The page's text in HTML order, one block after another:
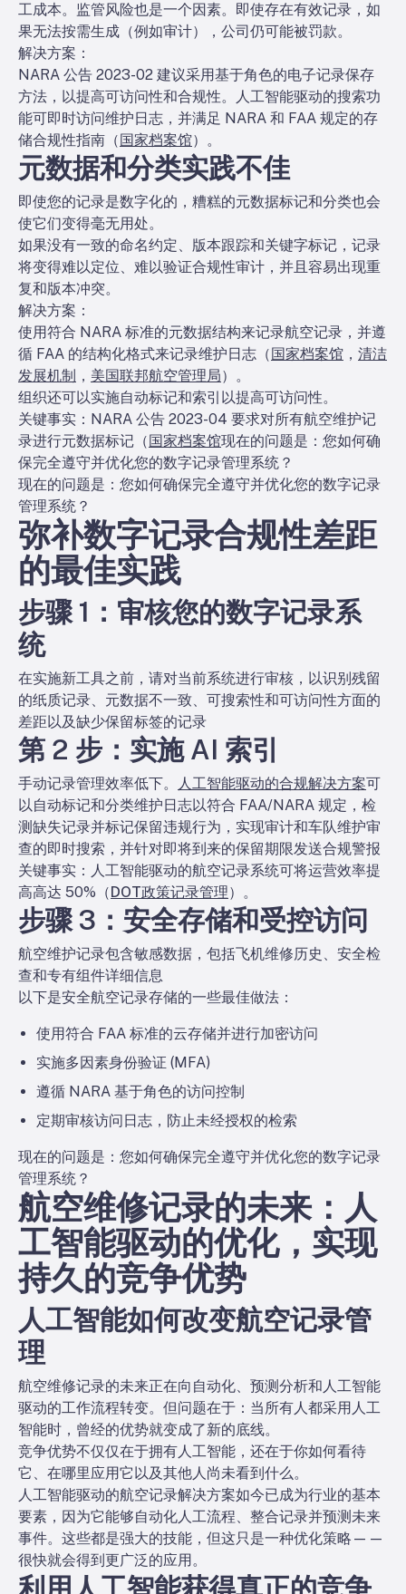
工成本。监管风险也是一个因素。即使存在有效记录，如
果无法按需生成（例如审计），公司仍可能被罚款。
解决方案：
NARA 公告 2023-02 建议采用基于角色的电子记录保存
方法，以提高可访问性和合规性。人工智能驱动的搜索功
能可即时访问维护日志，并满足 NARA 和 FAA 规定的存
储合规性指南（国家档案馆）。
元数据和分类实践不佳
即使您的记录是数字化的，糟糕的元数据标记和分类也会
使它们变得毫无用处。
如果没有一致的命名约定、版本跟踪和关键字标记，记录
将变得难以定位、难以验证合规性审计，并且容易出现重
复和版本冲突。
解决方案：
使用符合 NARA 标准的元数据结构来记录航空记录，并遵
循 FAA 的结构化格式来记录维护日志（国家档案馆 ， 清洁
发展机制 ， 美国联邦航空管理局）。
组织还可以实施自动标记和索引以提高可访问性。
关键事实： NARA 公告 2023-04 要求对所有航空维护记
录进行元数据标记（国家档案馆现在的问题是：您如何确
保完全遵守并优化您的数字记录管理系统？
现在的问题是：您如何确保完全遵守并优化您的数字记录
管理系统？
弥补数字记录合规性差距
的最佳实践
步骤 1：审核您的数字记录系
统
在实施新工具之前，请对当前系统进行审核，以识别残留
的纸质记录、元数据不一致、可搜索性和可访问性方面的
差距以及缺少保留标签的记录
第 2 步：实施 AI 索引
手动记录管理效率低下。 人工智能驱动的合规解决方案可
以自动标记和分类维护日志以符合 FAA/NARA 规定，检
测缺失记录并标记保留违规行为，实现审计和车队维护审
查的即时搜索，并针对即将到来的保留期限发送合规警报
关键事实： 人工智能驱动的航空记录系统可将运营效率提
高高达 50%（DOT政策记录管理）。
步骤 3：安全存储和受控访问
航空维护记录包含敏感数据，包括飞机维修历史、安全检
查和专有组件详细信息
以下是安全航空记录存储的一些最佳做法：
使用符合 FAA 标准的云存储并进行加密访问
实施多因素身份验证 (MFA)
遵循 NARA 基于角色的访问控制
定期审核访问日志，防止未经授权的检索
现在的问题是：您如何确保完全遵守并优化您的数字记录
管理系统？
航空维修记录的未来：人
工智能驱动的优化，实现
持久的竞争优势
人工智能如何改变航空记录管
理
航空维修记录的未来正在向自动化、预测分析和人工智能
驱动的工作流程转变。但问题在于：当所有人都采用人工
智能时，曾经的优势就变成了新的底线。
竞争优势不仅仅在于拥有人工智能，还在于你如何看待
它、在哪里应用它以及其他人尚未看到什么。
人工智能驱动的航空记录解决方案如今已成为行业的基本
要素，因为它能够自动化人工流程、整合记录并预测未来
事件。这些都是强大的技能，但这只是一种优化策略——
很快就会得到更广泛的应用。